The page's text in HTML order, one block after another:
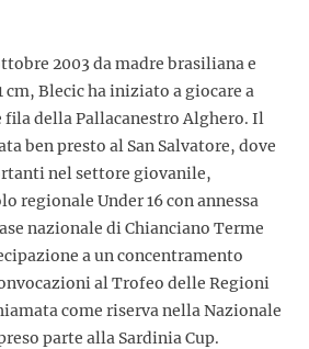
2003 da madre brasiliana e
cm, Blecic ha iniziato a giocare a
fila della Pallacanestro Alghero. Il
ben presto al San Salvatore, dove
nel settore giovanile,
regionale Under 16 con annessa
nazionale di Chianciano Terme
a un concentramento
al Trofeo delle Regioni
come riserva nella Nazionale
parte alla Sardinia Cup.